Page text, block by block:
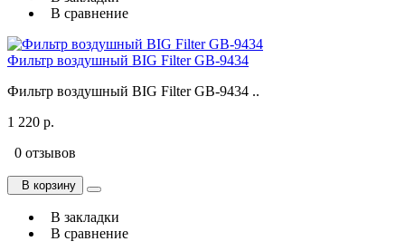
В сравнение
Фильтр воздушный BIG Filter GB-9434
Фильтр воздушный BIG Filter GB-9434 ..
1 220 р.
0 отзывов
В корзину
В закладки
В сравнение